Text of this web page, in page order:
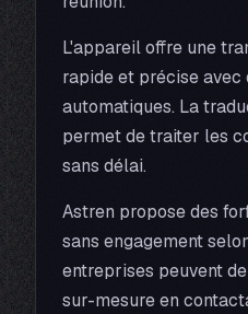
L'appareil offre une
rapide et précise avec
automatiques. La
permet de traiter les
sans délai.
Astren propose des
sans engagement
entreprises peuvent
sur-mesure en